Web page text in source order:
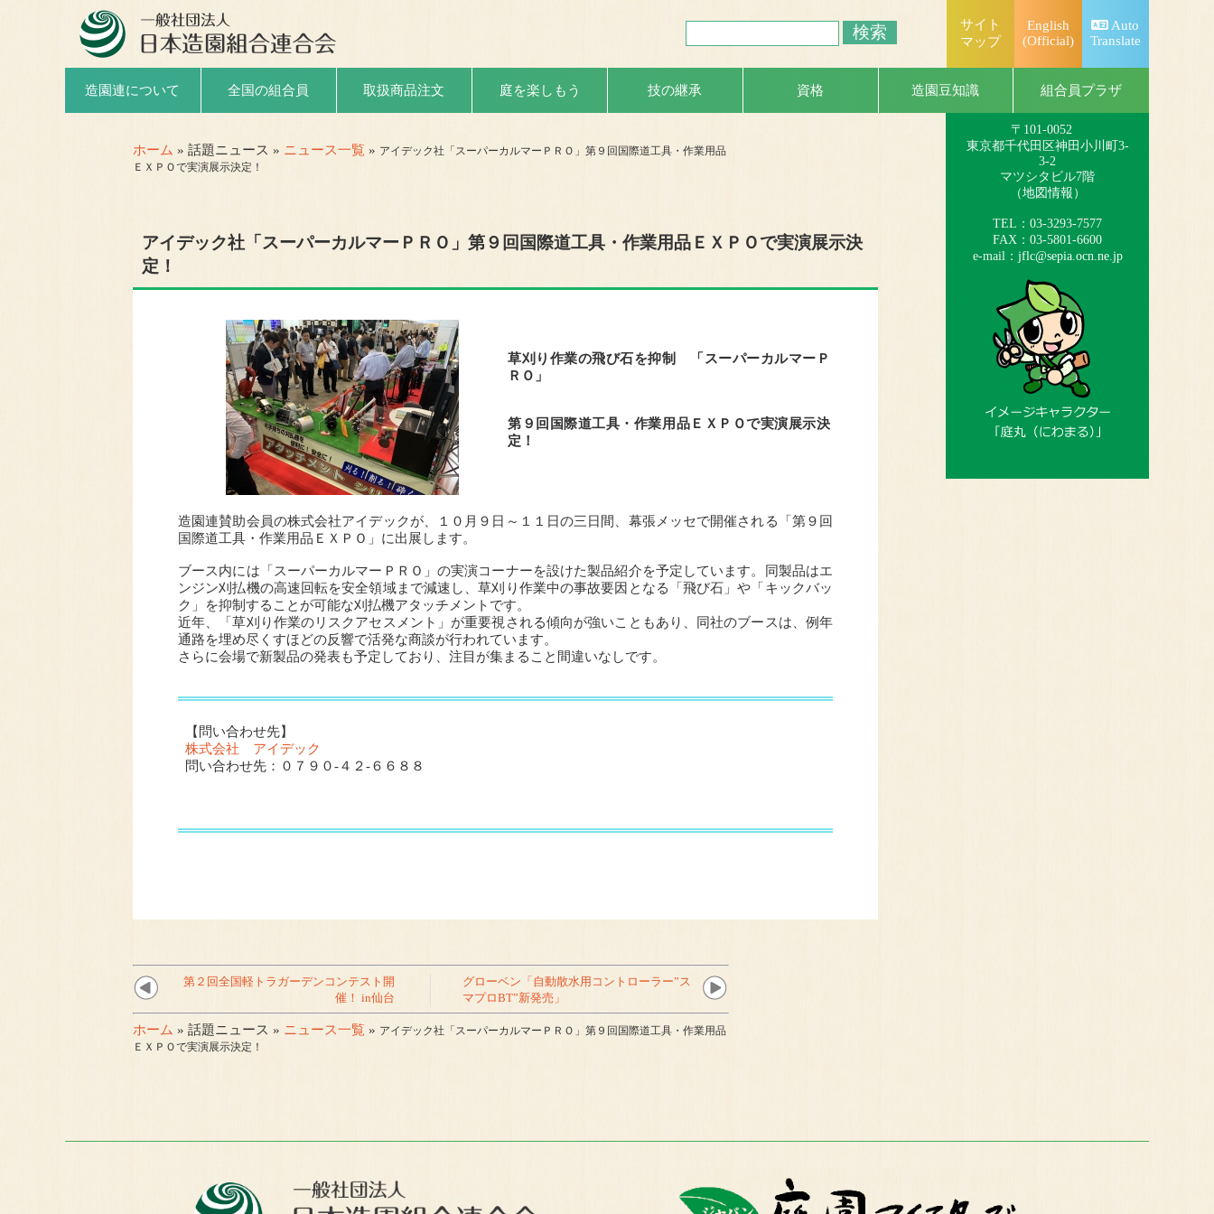
Auto
Translate
English
(Official)
サイト
マップ
造園連について 全国の組合員 取扱商品注文 庭を楽しもう 技の継承 資格 造園豆知識 組合員プラザ
ホーム » 話題ニュース » ニュース一覧 » アイデック社「スーパーカルマーＰＲＯ」第９回国際道工具・作業用品
ＥＸＰＯで実演展示決定！
アイデック社「スーパーカルマーＰＲＯ」第９回国際道工具・作業用品ＥＸＰＯで実演展示決
定！
草刈り作業の飛び石を抑制 「スーパーカルマーＰ
ＲＯ」
第９回国際道工具・作業用品ＥＸＰＯで実演展示決
定！
造園連賛助会員の株式会社アイデックが、１０月９日～１１日の三日間、幕張メッセで開催される「第９回
国際道工具・作業用品ＥＸＰＯ」に出展します。
ブース内には「スーパーカルマーＰＲＯ」の実演コーナーを設けた製品紹介を予定しています。同製品はエ
ンジン刈払機の高速回転を安全領域まで減速し、草刈り作業中の事故要因となる「飛び石」や「キックバッ
ク」を抑制することが可能な刈払機アタッチメントです。
近年、「草刈り作業のリスクアセスメント」が重要視される傾向が強いこともあり、同社のブースは、例年
通路を埋め尽くすほどの反響で活発な商談が行われています。
さらに会場で新製品の発表も予定しており、注目が集まること間違いなしです。
【問い合わせ先】
株式会社 アイデック
問い合わせ先：０７９０‐４２‐６６８８
第２回全国軽トラガーデンコンテスト開
催！ in仙台
グローベン「自動散水用コントローラー”ス
マプロBT”新発売」
ホーム » 話題ニュース » ニュース一覧 » アイデック社「スーパーカルマーＰＲＯ」第９回国際道工具・作業用品
ＥＸＰＯで実演展示決定！
一般社団法人
日本造園組合連合会
（略称：造園連）
〒101-0052
東京都千代田区神田小川町3-
3-2
マツシタビル7階
（地図情報 ）
TEL：03-3293-7577
FAX：03-5801-6600
e-mail： jflc@sepia.ocn.ne.jp